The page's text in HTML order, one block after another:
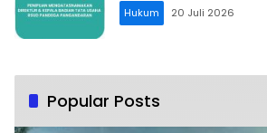
Hukum 20 Juli 2026
Popular Posts